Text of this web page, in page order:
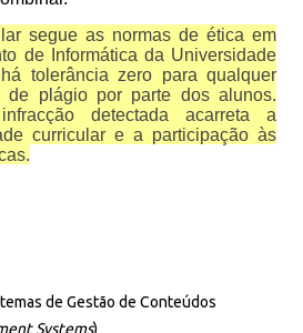
segue as normas de ética em
de Informática da Universidade
tolerância zero para qualquer
de plágio por parte dos alunos.
detectada acarreta a
curricular e a participação às
de Gestão de Conteúdos
Systems)